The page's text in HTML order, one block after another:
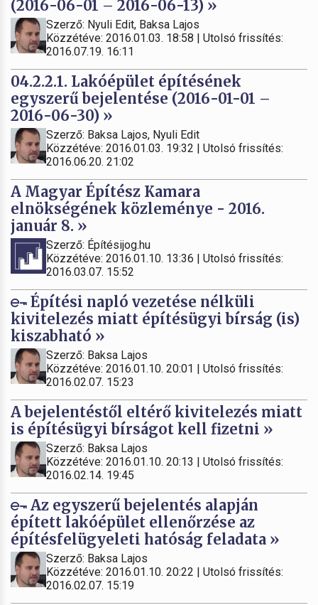
(2016-06-01 – 2016-06-13) »
Szerző: Nyuli Edit, Baksa Lajos
Közzétéve: 2016.01.03. 18:58 | Utolsó frissítés:
2016.07.19. 16:11
04.2.2.1. Lakóépület építésének
egyszerű bejelentése (2016-01-01 –
2016-06-30) »
Szerző: Baksa Lajos, Nyuli Edit
Közzétéve: 2016.01.03. 19:32 | Utolsó frissítés:
2016.06.20. 21:02
A Magyar Építész Kamara
elnökségének közleménye - 2016.
január 8. »
Szerző: Építésijog.hu
Közzétéve: 2016.01.10. 13:36 | Utolsó frissítés:
2016.03.07. 15:52
Építési napló vezetése nélküli
kivitelezés miatt építésügyi bírság (is)
kiszabható »
Szerző: Baksa Lajos
Közzétéve: 2016.01.10. 20:01 | Utolsó frissítés:
2016.02.07. 15:23
A bejelentéstől eltérő kivitelezés miatt
is építésügyi bírságot kell fizetni »
Szerző: Baksa Lajos
Közzétéve: 2016.01.10. 20:13 | Utolsó frissítés:
2016.02.14. 19:45
Az egyszerű bejelentés alapján
épített lakóépület ellenőrzése az
építésfelügyeleti hatóság feladata »
Szerző: Baksa Lajos
Közzétéve: 2016.01.10. 20:22 | Utolsó frissítés:
2016.02.07. 15:19